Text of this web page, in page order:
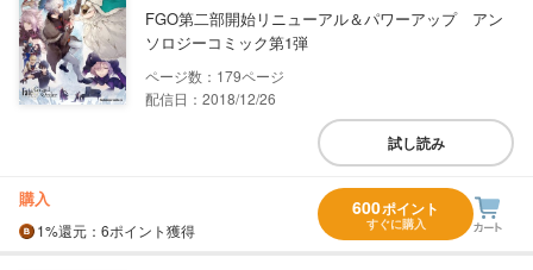
FGO第二部開始リニューアル＆パワーアップ アン
ソロジーコミック第1弾
179
配信日：2018/12/26
試し読み
購入
1%還元 ：6ポイント獲得
600ポイント
すぐに購入